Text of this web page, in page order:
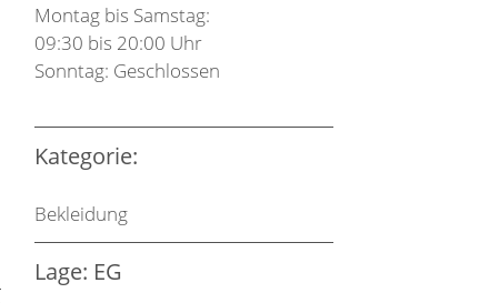
Montag bis Samstag:
09:30 bis 20:00 Uhr
Sonntag: Geschlossen
Kategorie:
Bekleidung
Lage: EG